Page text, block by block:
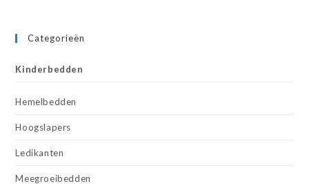
Categorieën
Kinderbedden
Hemelbedden
Hoogslapers
Ledikanten
Meegroeibedden